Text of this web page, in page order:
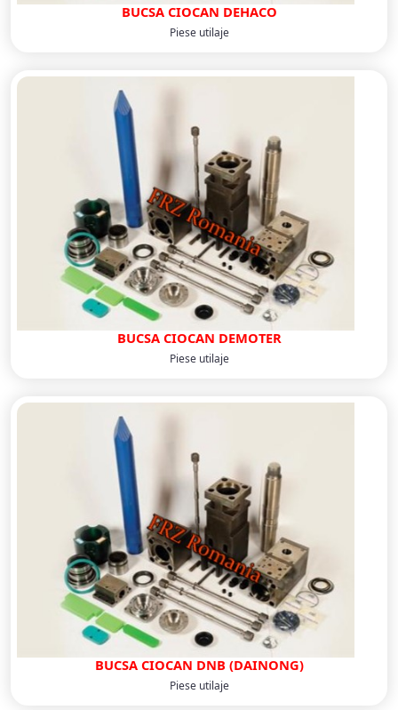
BUCSA CIOCAN DEHACO
Piese utilaje
BUCSA CIOCAN DEMOTER
Piese utilaje
BUCSA CIOCAN DNB (DAINONG)
Piese utilaje